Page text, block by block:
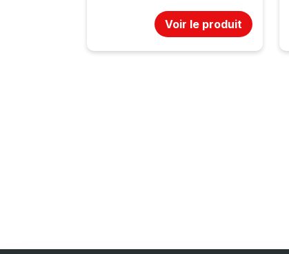
Voir le produit